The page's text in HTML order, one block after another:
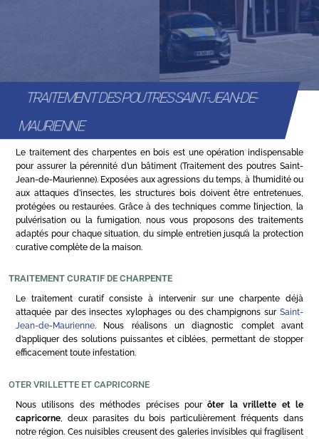
TRAITEMENT DES POUTRES SAINT-JEAN-DE-
MAURIENNE
Le traitement des charpentes en bois est une opération indispensable
pour assurer la pérennité d’un bâtiment (Traitement des poutres Saint-
Jean-de-Maurienne). Exposées aux agressions du temps, à l’humidité ou
aux attaques d’insectes, les structures bois doivent être entretenues,
protégées ou restaurées. Grâce à des techniques comme l’injection, la
pulvérisation ou la fumigation, nous vous proposons des traitements
adaptés pour chaque situation, du simple entretien jusqu’à la protection
curative complète de la maison.
TRAITEMENT CURATIF DE CHARPENTE
Le traitement curatif consiste à intervenir sur une charpente déjà
attaquée par des insectes xylophages ou des champignons sur Saint-
Jean-de-Maurienne. Nous réalisons un diagnostic complet avant
d’appliquer des solutions puissantes et ciblées, permettant de stopper
efficacement toute infestation.
OTER VRILLETTE ET CAPRICORNE
Nous utilisons des méthodes précises pourôter la vrillette et le
capricorne , deux parasites du bois particulièrement fréquents dans
notre région. Ces nuisibles creusent des galeries invisibles qui fragilisent